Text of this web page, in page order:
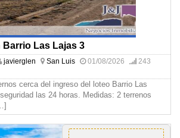
Barrio Las Lajas 3
javierglen San Luis 01/08/2026
243
cerca del ingreso del loteo Barrio Las
las 24 horas. Medidas: 2 terrenos